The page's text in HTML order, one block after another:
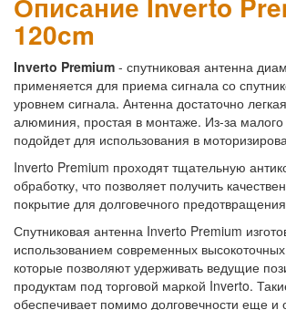
120cm
Inverto Premium - спутниковая антенна
применяется для приема сигнала со
уровнем сигнала. Антенна достаточно
алюминия, простая в монтаже. Из-за малого
подойдет для использования в
Inverto Premium проходят тщательную
обработку, что позволяет получить
покрытие для долговечного
Спутниковая антенна Inverto Premium
использованием современных
которые позволяют удерживать ведущие
продуктам под торговой маркой Inverto.
обеспечивает помимо долговечности еще и